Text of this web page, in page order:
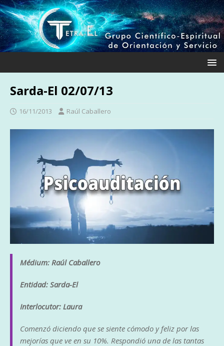
Sarda-El 02/07/13
16/11/2013 Raúl Caballero
Médium: Raúl Caballero
Entidad: Sarda-El
Interlocutor: Laura
Comenzó diciendo que se siente cómodo y feliz por las
mejorías que ve en su 10%. Respondió una de las tantas